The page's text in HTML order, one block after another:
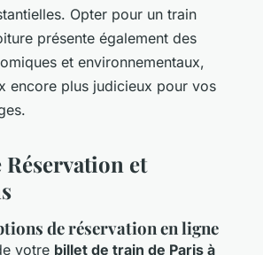
Opter pour un train
présente également des
et environnementaux,
encore plus judicieux pour vos
et
de réservation en ligne
votre billet de train de Paris à